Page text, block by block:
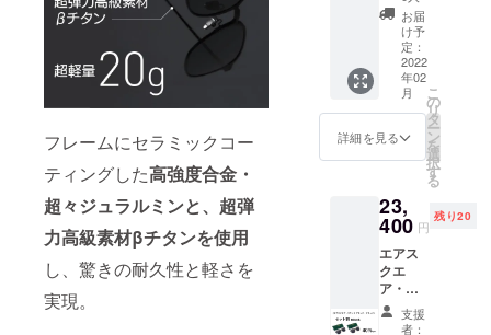
フレームにセラミックコー
ティングした高強度合金・
超々ジュラルミンと、超弾
力高級素材βチタンを使用
し、驚きの耐久性と軽さを
実現。
くださ
い。 ※
製造状
況によ
り出荷
時期が
遅れる
場合、
す。
ンズ：
ブラッ
ク） ■
ハード
ケース
× 1 ■レ
ザー
ケース
ナー × 1
※フレー
ンズの
カラー
にお間
違いが
ないか
ク》
【15％
OFF】
限定30
19,500
円 →
16,500
円
込）
【内
容】 ■
エアラ
ウンド
× 1 （フ
レー
ム：ブ
お届
け予
定：
2022
年02
月
詳細を見る
こ
の
リ
タ
ー
ン
を
選
択
す
る
23,
400 円
残り20
エアス
クエ
ア・エ
アラウ
ンド支援
者：